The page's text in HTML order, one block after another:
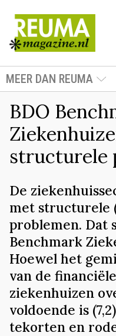
MEER DAN REUMA
BDO
structurele
De
met structurele
problemen. Dat
Benchmark
Hoewel het
van de
ziekenhuizen
voldoende is
tekorten en